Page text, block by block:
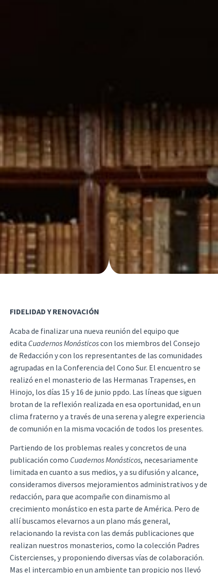
FIDELIDAD Y RENOVACIÓN
Acaba de finalizar una nueva reunión del equipo que
edita Cuadernos Monásticoscon los miembros del Consejo
de Redacción y con los representantes de las comunidades
agrupadas en la Conferencia del Cono Sur. El encuentro se
realizó en el monasterio de las Hermanas Trapenses, en
Hinojo, los días 15 y 16 de junio ppdo. Las líneas que siguen
brotan de la reflexión realizada en esa oportunidad, en un
clima fraterno y a través de una serena y alegre experiencia
de comunión en la misma vocación de todos los presentes.
Partiendo de los problemas reales y concretos de una
publicación como Cuadernos Monásticos, necesariamente
limitada en cuanto a sus medios, y a su difusión y alcance,
consideramos diversos mejoramientos administrativos y de
redacción, para que acompañe con dinamismo al
crecimiento monástico en esta parte de América. Pero de
allí buscamos elevarnos a un plano más general,
relacionando la revista con las demás publicaciones que
realizan nuestros monasterios, como la colección Padres
Cistercienses, y proponiendo diversas vías de colaboración.
Mas el intercambio en un ambiente tan propicio nos llevó